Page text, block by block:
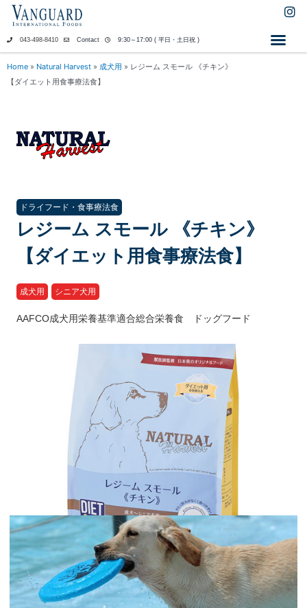
ス
キ
I
043-498-8410 Contact 9:30～17:00 ( 平日・土日祝 )
Home » Natural Harvest » 成犬用 » レジーム スモール 《チキン》
【ダイエット用食事療法食】
ドライフード・食事療法食
レジーム スモール 《チキン》
【ダイエット用食事療法食】
成犬用 シニア犬用
AAFCO成犬用栄養基準適合総合栄養食 ドッグフード